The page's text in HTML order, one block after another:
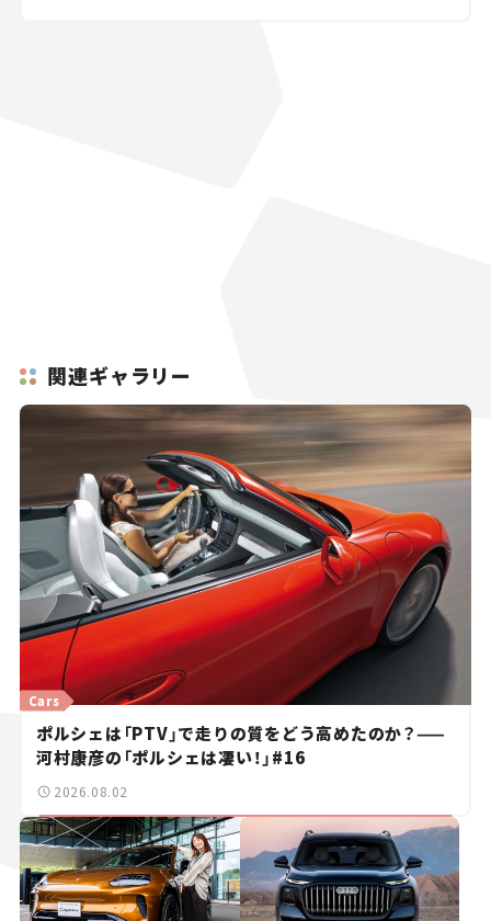
関連ギャラリー
Cars
ポルシェは「PTV」で走りの質をどう高めたのか？——
河村康彦の「ポルシェは凄い！」#16
2026.08.02